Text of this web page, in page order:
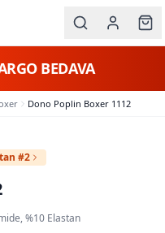
BEDAVA
Dono Poplin Boxer 1112
#2
%10 Elastan